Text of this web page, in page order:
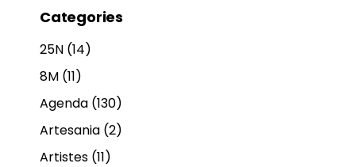
Categories
25N (14)
8M (11)
Agenda (130)
Artesania (2)
Artistes (11)